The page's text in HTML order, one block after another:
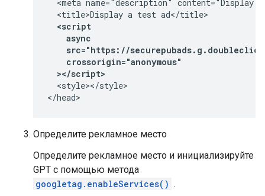
<meta name="description" content="Display
  <script
    async
src="https://
    crossorigin="anonymous"
  ></script>
  <style></style>
</head>
Определите рекламное место
Определите рекламное место и инициализируйте
GPT с помощью метода
googletag.enableServices() .